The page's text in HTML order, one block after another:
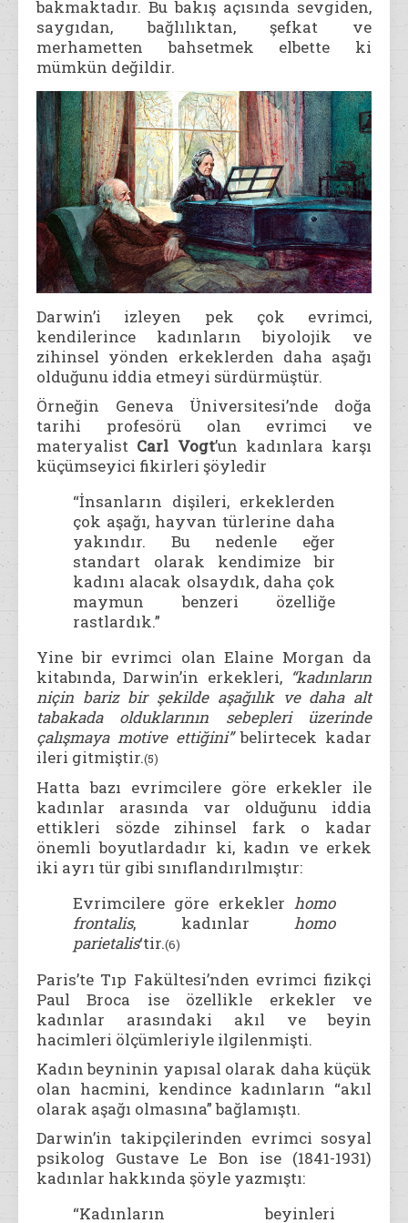
bakmaktadır. Bu bakış açısında sevgiden,
saygıdan, bağlılıktan, şefkat ve
merhametten bahsetmek elbette ki
mümkün değildir.
Darwin’i izleyen pek çok evrimci,
kendilerince kadınların biyolojik ve
zihinsel yönden erkeklerden daha aşağı
olduğunu iddia etmeyi sürdürmüştür.
Örneğin Geneva Üniversitesi’nde doğa
tarihi profesörü olan evrimci ve
materyalist Carl Vogt’un kadınlara karşı
küçümseyici fikirleri şöyledir
“İnsanların dişileri, erkeklerden
çok aşağı, hayvan türlerine daha
yakındır. Bu nedenle eğer
standart olarak kendimize bir
kadını alacak olsaydık, daha çok
maymun benzeri özelliğe
rastlardık.”
Yine bir evrimci olan Elaine Morgan da
kitabında, Darwin’in erkekleri, “kadınların
niçin bariz bir şekilde aşağılık ve daha alt
tabakada olduklarının sebepleri üzerinde
çalışmaya motive ettiğini”belirtecek kadar
ileri gitmiştir.(5)
Hatta bazı evrimcilere göre erkekler ile
kadınlar arasında var olduğunu iddia
ettikleri sözde zihinsel fark o kadar
önemli boyutlardadır ki, kadın ve erkek
iki ayrı tür gibi sınıflandırılmıştır:
Evrimcilere göre erkekler homo
frontalis, kadınlar homo
parietalis‘tir.(6)
Paris’te Tıp Fakültesi’nden evrimci fizikçi
Paul Broca ise özellikle erkekler ve
kadınlar arasındaki akıl ve beyin
hacimleri ölçümleriyle ilgilenmişti.
Kadın beyninin yapısal olarak daha küçük
olan hacmini, kendince kadınların “akıl
olarak aşağı olmasına” bağlamıştı.
Darwin’in takipçilerinden evrimci sosyal
psikolog Gustave Le Bon ise (1841-1931)
kadınlar hakkında şöyle yazmıştı:
“Kadınların beyinleri